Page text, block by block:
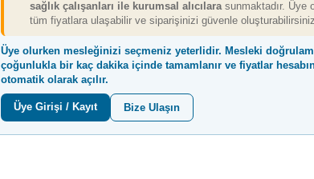
sağlık çalışanları ile kurumsal alıcılarasunmaktadır. Üye
tüm fiyatlara ulaşabilir ve siparişinizi güvenle
Üye olurken mesleğinizi seçmeniz yeterlidir. Mesleki
çoğunlukla bir kaç dakika içindetamamlanır ve fiyatlar
otomatik olarak açılır.
Üye Girişi / Kayıt Bize Ulaşın
Tıbbi Sarf kategorisinde
7000 TL üzeri alışverişe
ASM Web Sitesi Hediye
Tıbbi Sarf
2500 TL üzeri
İsim Yazılı
Hediye